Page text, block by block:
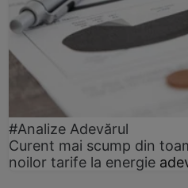
#Analize Adevărul
Curent mai scump din
noilor tarife la energie